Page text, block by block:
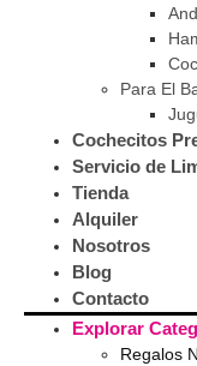
Para El
Cochecitos
Servicio de
Tienda
Alquiler
Nosotros
Blog
Contacto
Explorar
Regalos